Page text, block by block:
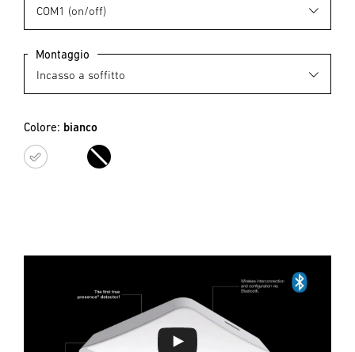
Montaggio
Colore: bianco
bianconero